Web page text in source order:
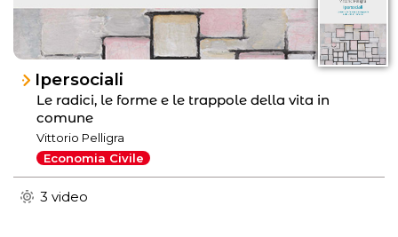
Ipersociali
Le radici, le forme e le trappole della vita in
comune
Vittorio Pelligra
Economia Civile
3 video